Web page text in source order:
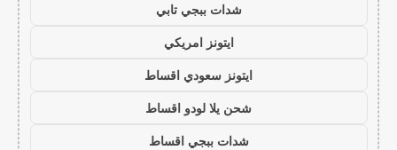
شدات ببجي تابي
ايتونز امريكي
ايتونز سعودي اقساط
شحن يلا لودو اقساط
شدات ببجي اقساط